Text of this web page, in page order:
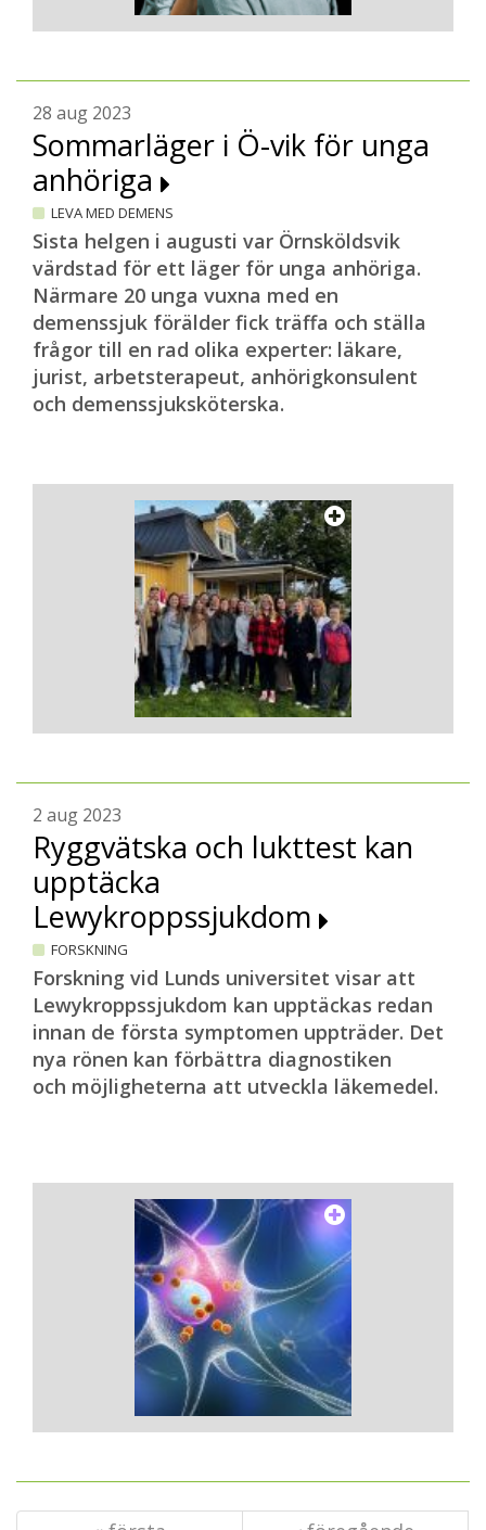
28 aug 2023
Sommarläger i Ö-vik för unga
anhöriga
LEVA MED DEMENS
Sista helgen i augusti var Örnsköldsvik
värdstad för ett läger för unga anhöriga.
Närmare 20 unga vuxna med en
demenssjuk förälder fick träffa och ställa
frågor till en rad olika experter: läkare,
jurist, arbetsterapeut, anhörigkonsulent
och demenssjuksköterska.
2 aug 2023
Ryggvätska och lukttest kan
upptäcka
Lewykroppssjukdom
FORSKNING
Forskning vid Lunds universitet visar att
Lewykroppssjukdom kan upptäckas redan
innan de första symptomen uppträder. Det
nya rönen kan förbättra diagnostiken
och möjligheterna att utveckla läkemedel.